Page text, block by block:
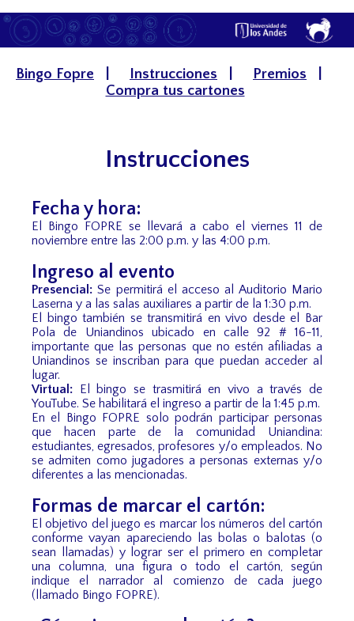
Bingo Fopre Instrucciones Premios
Compra tus cartones
Instrucciones
Fecha y hora:
El Bingo FOPRE se llevará a cabo el viernes 11 de
noviembre entre las 2:00 p.m. y las 4:00 p.m.
Ingreso al evento
Presencial:Se permitirá el acceso al Auditorio Mario
Laserna y a las salas auxiliares a partir de la 1:30 p.m.
El bingo también se transmitirá en vivo desde el Bar
Pola de Uniandinos ubicado en calle 92 # 16-11,
importante que las personas que no estén afiliadas a
Uniandinos se inscriban para que puedan acceder al
lugar.
Virtual: El bingo se trasmitirá en vivo a través de
YouTube. Se habilitará el ingreso a partir de la 1:45 p.m.
En el Bingo FOPRE solo podrán participar personas
que hacen parte de la comunidad Uniandina:
estudiantes, egresados, profesores y/o empleados. No
se admiten como jugadores a personas externas y/o
diferentes a las mencionadas.
Formas de marcar el cartón:
El objetivo del juego es marcar los números del cartón
conforme vayan apareciendo las bolas o balotas (o
sean llamadas) y lograr ser el primero en completar
una columna, una figura o todo el cartón, según
indique el narrador al comienzo de cada juego
(llamado Bingo FOPRE).